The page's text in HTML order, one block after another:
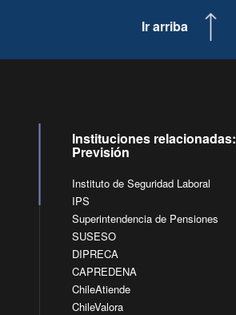
Ir arriba
Instituciones relacionadas:
Previsión
Instituto de Seguridad Laboral
IPS
Superintendencia de Pensiones
SUSESO
DIPRECA
CAPREDENA
ChileAtiende
ChileValora